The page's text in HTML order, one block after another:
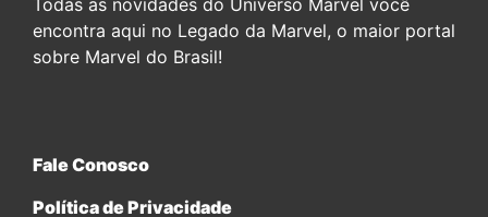
Todas as novidades do Universo Marvel você
encontra aqui no Legado da Marvel, o maior portal
sobre Marvel do Brasil!
Fale Conosco
Política de Privacidade